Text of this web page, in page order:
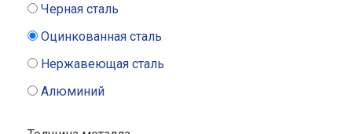
Черная сталь
Оцинкованная сталь
Нержавеющая сталь
Алюминий